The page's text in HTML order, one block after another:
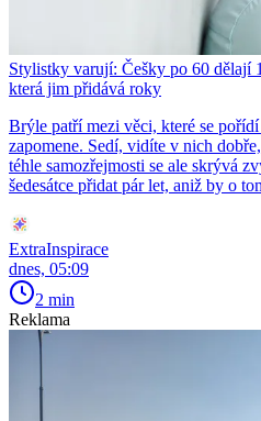
Stylistky varují: Češky po 60 dělají
která jim přidává roky
Brýle patří mezi věci, které se
zapomene. Sedí, vidíte v nich
téhle samozřejmosti se ale skrývá
šedesátce přidat pár let, aniž by o
ExtraInspirace
dnes, 05:09
2 min
Reklama